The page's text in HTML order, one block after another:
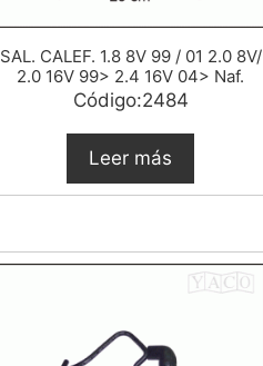
SAL. CALEF. 1.8 8V 99 / 01 2.0 8V/
2.0 16V 99> 2.4 16V 04> Naf.
Código:2484
Leer más